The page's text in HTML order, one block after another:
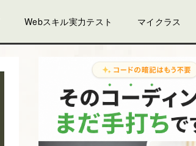
Webスキル実力テスト マイクラス